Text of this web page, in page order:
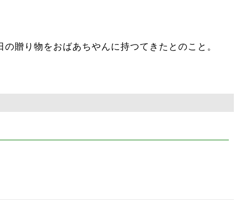
贈り物をおばあちやんに持つてきたとのこと。